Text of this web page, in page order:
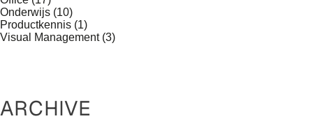
Onderwijs (10)
Productkennis (1)
Visual Management(3)
ARCHIVE